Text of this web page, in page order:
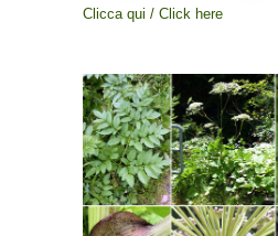
Clicca qui / Click here